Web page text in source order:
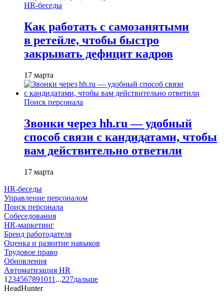
HR-беседы
Как работать с самозанятыми
в ретейле, чтобы быстро
закрывать дефицит кадров
17 марта
Поиск персонала
Звонки через hh.ru — удобный
способ связи с кандидатами, чтобы
вам действительно ответили
17 марта
HR-беседы
Управление персоналом
Поиск персонала
Собеседования
HR-маркетинг
Бренд работодателя
Оценка и развитие навыков
Трудовое право
Обновления
Автоматизация HR
1 234567891011 ...227дальше
HeadHunter